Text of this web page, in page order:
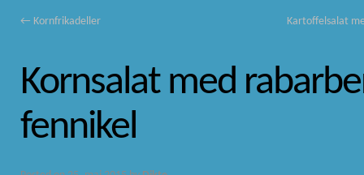
← Kornfrikadeller Kartoffelsalat
Kornsalat med
fennikel